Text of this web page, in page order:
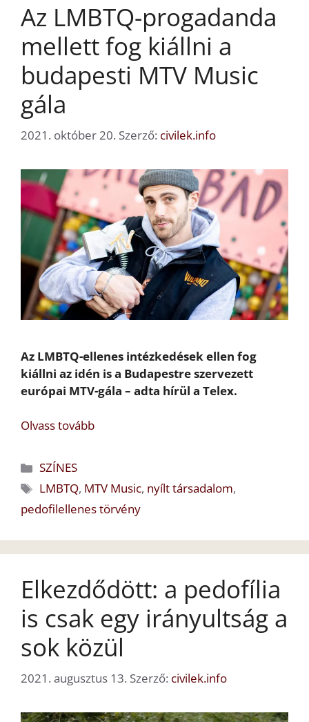
Az LMBTQ-progadanda
mellett fog kiállni a
budapesti MTV Music
gála
2021. október 20. Szerző: civilek.info
Az LMBTQ-ellenes intézkedések ellen fog
kiállni az idén is a Budapestre szervezett
európai MTV-gála – adta hírül a Telex.
Olvass tovább
Kategória
SZÍNES
Címkék
LMBTQ, MTV Music, nyílt társadalom,
pedofilellenes törvény
Elkezdődött: a pedofília
is csak egy irányultság a
sok közül
2021. augusztus 13. Szerző: civilek.info